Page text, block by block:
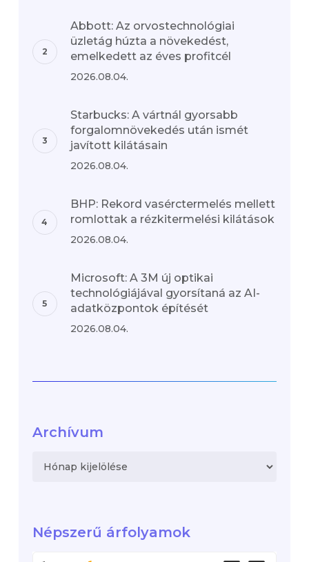
Abbott: Az orvostechnológiai
üzletág húzta a növekedést,
emelkedett az éves profitcél
2026.08.04.
Starbucks: A vártnál gyorsabb
forgalomnövekedés után ismét
javított kilátásain
2026.08.04.
BHP: Rekord vasérctermelés mellett
romlottak a rézkitermelési kilátások
2026.08.04.
Microsoft: A 3M új optikai
technológiájával gyorsítaná az AI-
adatközpontok építését
2026.08.04.
Archívum
Népszerű árfolyamok